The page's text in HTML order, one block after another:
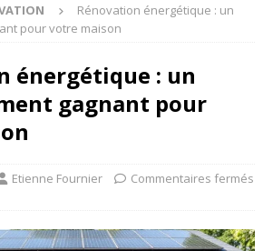
Rénovation énergétique : un
pour votre maison
énergétique : un
gagnant pour
Etienne Fournier Commentaires fermés